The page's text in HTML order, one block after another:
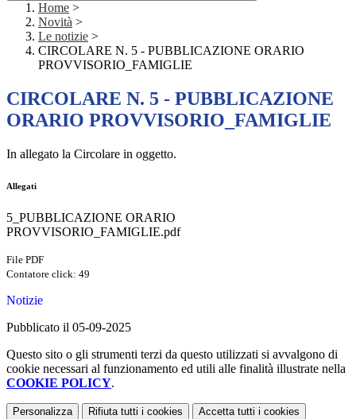
Home >
Novità >
Le notizie >
CIRCOLARE N. 5 - PUBBLICAZIONE ORARIO
PROVVISORIO_FAMIGLIE
CIRCOLARE N. 5 - PUBBLICAZIONE
ORARIO PROVVISORIO_FAMIGLIE
In allegato la Circolare in oggetto.
Allegati
5_PUBBLICAZIONE ORARIO
PROVVISORIO_FAMIGLIE.pdf
File PDF
Contatore click: 49
Notizie
Pubblicato il 05-09-2025
Questo sito o gli strumenti terzi da questo utilizzati si avvalgono di
cookie necessari al funzionamento ed utili alle finalità illustrate nella
COOKIE POLICY.
Personalizza Rifiuta tutti i cookies Accetta tutti i cookies